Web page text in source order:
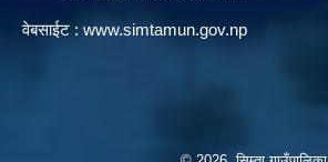
वेबसाईट : www.simtamun.gov.np